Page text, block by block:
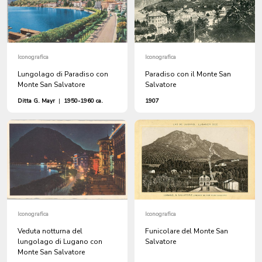
Iconografica
Lungolago di Paradiso con
Monte San Salvatore
Ditta G. Mayr | 1950-1960 ca.
Iconografica
Paradiso con il Monte San
Salvatore
1907
Iconografica
Veduta notturna del
lungolago di Lugano con
Monte San Salvatore
Iconografica
Funicolare del Monte San
Salvatore